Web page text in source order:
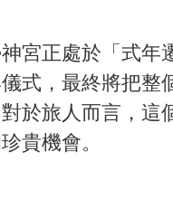
宮正處於「式年
式，最終將把
於旅人而言，這
貴機會。